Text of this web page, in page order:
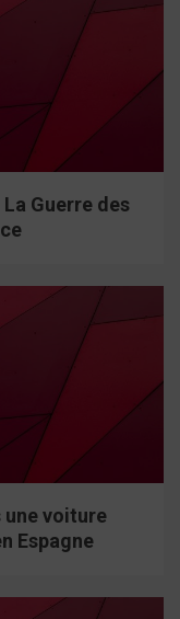
Guerre des
une voiture
Espagne